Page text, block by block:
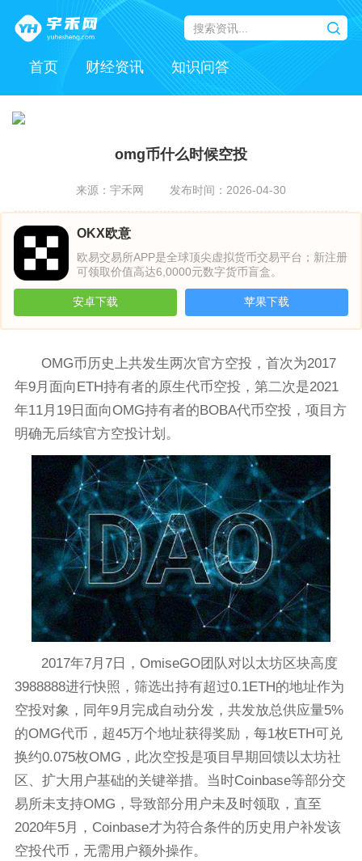
首页 财经资讯 知识问答
omg币什么时候空投
来源：宇禾网 发布时间：2026-04-30
OKX欧意
欧易交易所APP是全球顶尖虚拟货币交易平台；新注册
可领取价值高达6,0000元数字货币盲盒。
安卓下载 苹果下载
OMG币历史上共发生两次官方空投，首次为2017
年9月面向ETH持有者的原生代币空投，第二次是2021
年11月19日面向OMG持有者的BOBA代币空投，项目方
明确无后续官方空投计划。
2017年7月7日，OmiseGO团队对以太坊区块高度
3988888进行快照，筛选出持有超过0.1ETH的地址作为
空投对象，同年9月完成自动分发，共发放总供应量5%
的OMG代币，超45万个地址获得奖励，每1枚ETH可兑
换约0.075枚OMG，此次空投是项目早期回馈以太坊社
区、扩大用户基础的关键举措。当时Coinbase等部分交
易所未支持OMG，导致部分用户未及时领取，直至
2020年5月，Coinbase才为符合条件的历史用户补发该
空投代币，无需用户额外操作。